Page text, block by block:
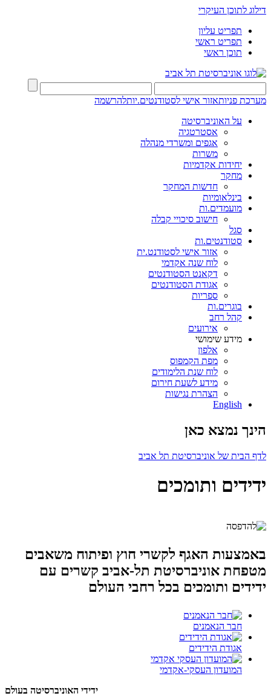
דילוג לתוכן העיקרי
תפריט עליון
תפריט ראשי
תוכן ראשי
מערכת פניותאזור אישי לסטודנטים.יותלהרשמה
על האוניברסיטה
אסטרטגיה
אגפים ומשרדי מנהלה
משרות
יחידות אקדמיות
מחקר
חדשות המחקר
בינלאומיות
מועמדים.ות
חישוב סיכויי קבלה
סגל
סטודנטים.ות
אזור אישי לסטודנט.ית
לוח שנה אקדמי
דקאנט הסטודנטים
אגודת הסטודנטים
ספריות
בוגרים.ות
קהל רחב
אירועים
מידע שימושי
אלפון
מפת הקמפוס
לוח שנת הלימודים
מידע לשעת חירום
הצהרת נגישות
English
הינך נמצא כאן
לדף הבית של אוניברסיטת תל אביב
ידידים ותומכים
באמצעות האגף לקשרי חוץ ופיתוח משאבים
מטפחת אוניברסיטת תל-אביב קשרים עם
ידידים ותומכים בכל רחבי העולם
חבר הנאמנים
אגודת הידידים
המועדון העסקי-אקדמי
ידידי האוניברסיטה בעולם